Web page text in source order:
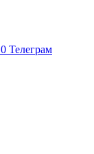
0 Телеграм